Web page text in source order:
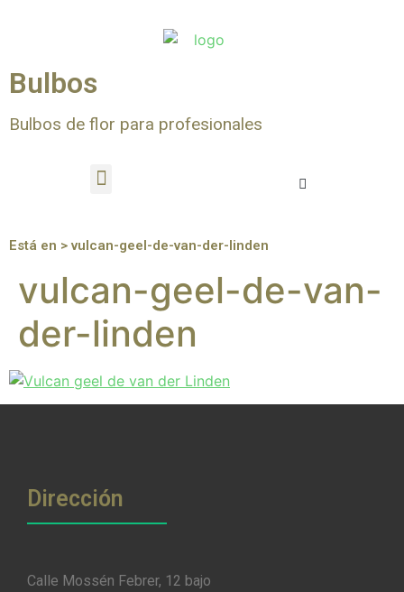
Bulbos
Bulbos de flor para profesionales
Está en > vulcan-geel-de-van-der-linden
vulcan-geel-de-van-
der-linden
Dirección
Calle Mossén Febrer, 12 bajo